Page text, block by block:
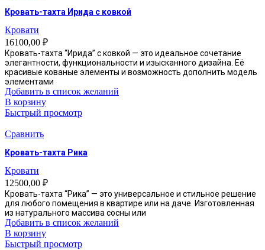
Кровать-тахта Ирида с ковкой
Кровати
16100,00 ₽
Кровать-тахта “Ирида” с ковкой — это идеальное сочетание
элегантности, функциональности и изысканного дизайна. Её
красивые кованые элементы и возможность дополнить модель
элементами
Добавить в список желаний
В корзину
Быстрый просмотр
Сравнить
Кровать-тахта Рика
Кровати
12500,00 ₽
Кровать-тахта “Рика” — это универсальное и стильное решение
для любого помещения в квартире или на даче. Изготовленная
из натурального массива сосны или
Добавить в список желаний
В корзину
Быстрый просмотр